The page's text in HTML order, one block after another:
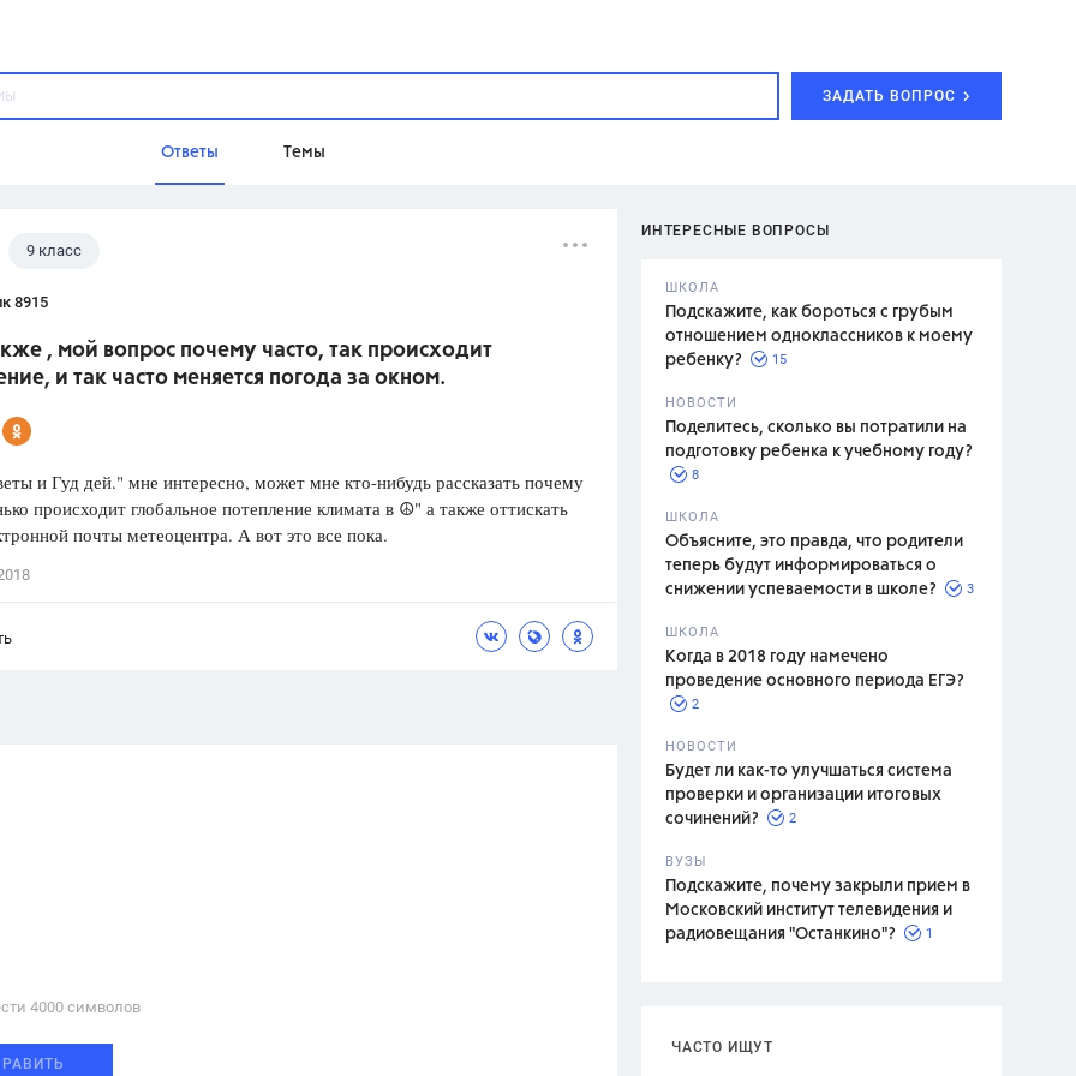
ЗАДАТЬ ВОПРОС
Ответы Темы
Школа
Разумовская М.М., Габриелян О.С.,
Рудзитис Г.Е.,Цыбулько И.П.,
Красота, Воспитание
ИНТЕРЕСНЫЕ ВОПРОСЫ
ШКОЛА
Подскажите, как бороться с грубым
отношением одноклассников к моему
ребенку?
15
НОВОСТИ
Поделитесь, сколько вы потратили на
подготовку ребенка к учебному году?
8
ШКОЛА
Объясните, это правда, что родители
теперь будут информироваться о
снижении успеваемости в школе?
3
ШКОЛА
Когда в 2018 году намечено
проведение основного периода ЕГЭ?
2
НОВОСТИ
Будет ли как-то улучшаться система
проверки и организации итоговых
сочинений?
2
ВУЗЫ
Подскажите, почему закрыли прием в
Московский институт телевидения и
радиовещания "Останкино"?
1
ЧАСТО ИЩУТ
9 класс
8915
, мой вопрос почему часто, так происходит
и так часто меняется погода за окном.
и Гуд дей." мне интересно, может мне кто-нибудь рассказать почему
происходит глобальное потепление климата в ☮️" а также оттискать
почты метеоцентра. А вот это все пока.
4000 cимволов